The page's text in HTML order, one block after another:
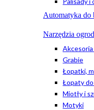
Automatyka do
Narzędzia
Akcesoria
Grabie
Łopatki,
Łopaty
Miotły i
Motyki